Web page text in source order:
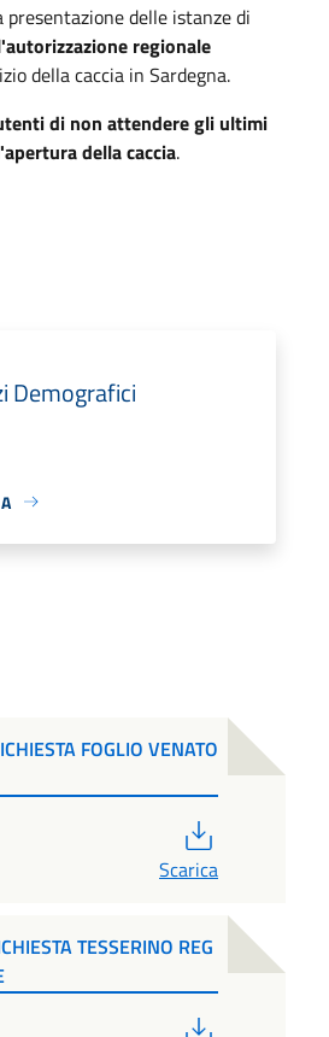
presentazione delle istanze di
regionale
della caccia in Sardegna.
di non attendere gli ultimi
della caccia.
Demografici
FOGLIO VENATO
Scarica
TESSERINO REG